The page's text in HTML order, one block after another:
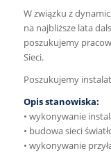
W związku z
na najbliższe lata
poszukujemy
Sieci.
Poszukujemy
Opis stanowiska:
• wykonywanie
• budowa sieci
• wykonywanie